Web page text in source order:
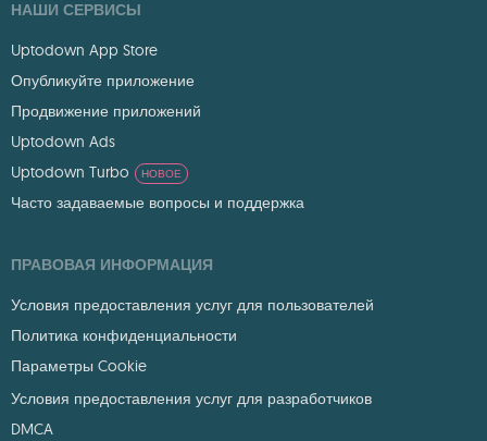
НАШИ СЕРВИСЫ
Uptodown App Store
Опубликуйте приложение
Продвижение приложений
Uptodown Ads
Uptodown Turbo
НОВОЕ
Часто задаваемые вопросы и поддержка
ПРАВОВАЯ ИНФОРМАЦИЯ
Условия предоставления услуг для пользователей
Политика конфиденциальности
Параметры Cookie
Условия предоставления услуг для разработчиков
DMCA